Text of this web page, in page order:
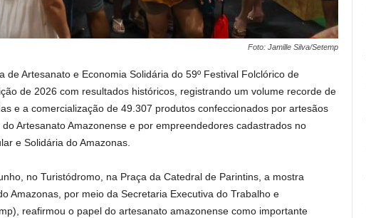
Foto: Jamille Silva/Setemp
de Artesanato e Economia Solidária do 59º Festival Folclórico de
de 2026 com resultados históricos, registrando um volume recorde de
e a comercialização de 49.307 produtos confeccionados por artesãos
Artesanato Amazonense e por empreendedores cadastrados no
e Solidária do Amazonas.
no Turistódromo, na Praça da Catedral de Parintins, a mostra
Amazonas, por meio da Secretaria Executiva do Trabalho e
reafirmou o papel do artesanato amazonense como importante